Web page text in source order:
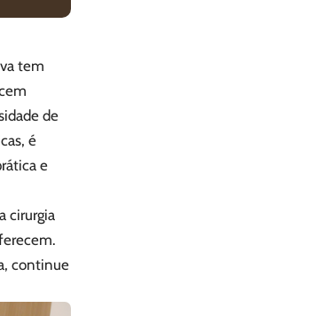
tem
de
é
e
cirurgia
continue